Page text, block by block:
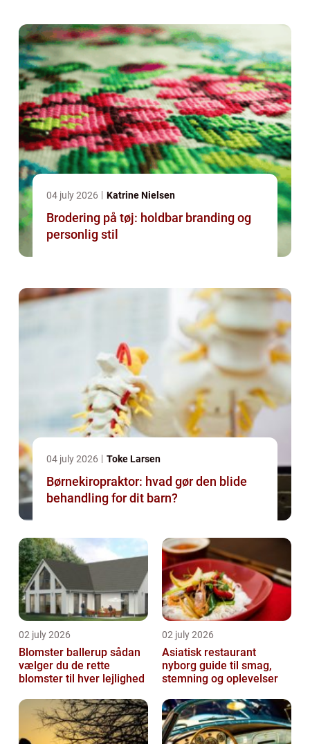
04 july 2026 Katrine Nielsen
Brodering på tøj: holdbar branding og
personlig stil
04 july 2026 Toke Larsen
Børnekiropraktor: hvad gør den blide
behandling for dit barn?
02 july 2026
Blomster ballerup sådan
vælger du de rette
blomster til hver lejlighed
02 july 2026
Asiatisk restaurant
nyborg guide til smag,
stemning og oplevelser